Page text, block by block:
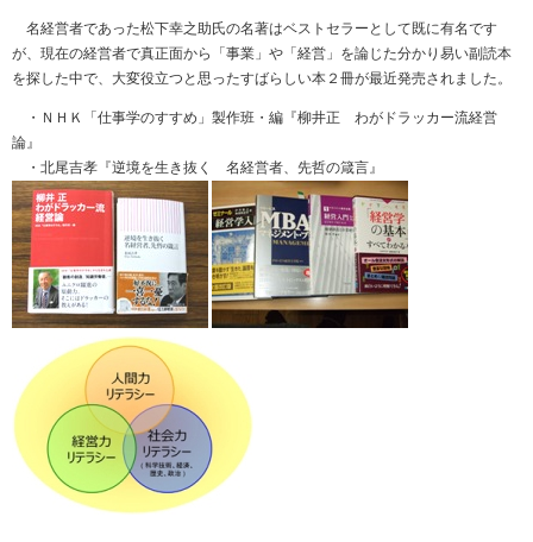
名経営者であった松下幸之助氏の名著はベストセラーとして既に有名です
が、現在の経営者で真正面から「事業」や「経営」を論じた分かり易い副読本
を探した中で、大変役立つと思ったすばらしい本２冊が最近発売されました。
・ＮＨＫ「仕事学のすすめ」製作班・編『柳井正 わがドラッカー流経営
論』
・北尾吉孝『逆境を生き抜く 名経営者、先哲の箴言』